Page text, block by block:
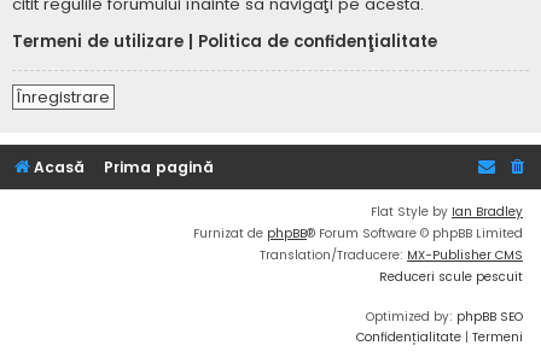
Termeni de utilizare
Politica de confidenţialitate
Înregistrare
Acasă Prima pagină
Flat Style by Ian Bradley
Furnizat de phpBB® Forum Software © phpBB Limited
Translation/Traducere: MX-Publisher CMS
Reduceri scule pescuit
Optimized by: phpBB SEO
Confidențialitate | Termeni